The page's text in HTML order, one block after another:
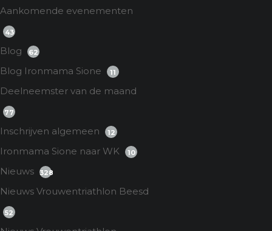
Aankomende evenementen
43
Blog 62
Blog Ironmama Sione 11
Deelneemster van de maand
77
Inschrijven algemeen 12
Ironmama Sione naar WK 10
Nieuws 328
Nieuws Vrouwentriathlon Beesd
52